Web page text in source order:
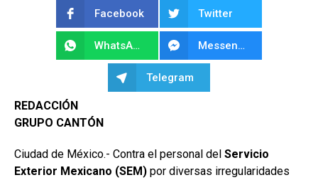
Facebook Twitter
WhatsApp Messenger
Telegram
REDACCIÓN
GRUPO CANTÓN
Ciudad de México.- Contra el personal del Servicio
Exterior Mexicano (SEM) por diversas irregularidades